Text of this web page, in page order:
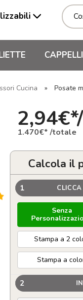
Cucina » Posate
1.470€* /totale
Calcola il
1
Senza
Stampa a 2
Stampa a
2